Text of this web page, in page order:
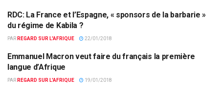
ACTUALITÉS PAR PAYS
RDC: La France et l’Espagne, « sponsors de la barbarie »
du régime de Kabila ?
PAR REGARD SUR L'AFRIQUE 22/01/2018
ACTUALITÉS PAR PAYS
Emmanuel Macron veut faire du français la première
langue d’Afrique
PAR REGARD SUR L'AFRIQUE 19/01/2018